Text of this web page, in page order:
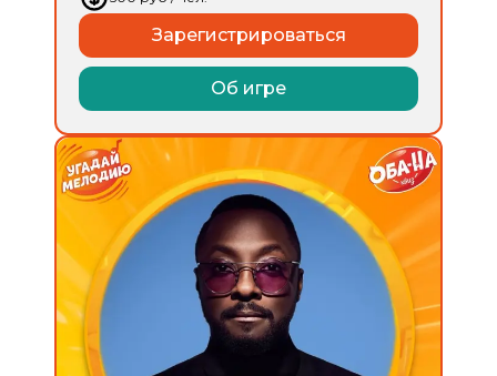
Зарегистрироваться
Об игре